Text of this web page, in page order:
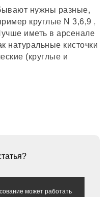
нужны разные,
круглые N 3,6,9 ,
иметь в арсенале
натуральные кисточки
(круглые и
может работать